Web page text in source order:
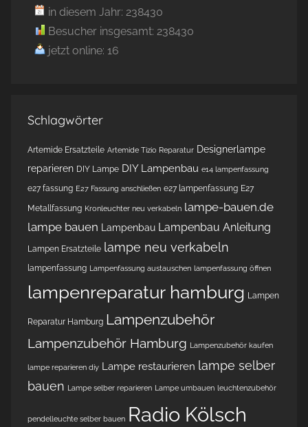
in diesem Jahr: 238430
Besucher insgesamt: 238430
jetzt online: 16
Schlagwörter
Artemide Ersatzteile Artemide Tizio Reparatur Designerlampe
reparieren DIY Lampe DIY Lampenbau e14 lampenfassung
e27 fassung E27 Fassung anschließen e27 lampenfassung E27
Metallfassung Kronleuchter neu verkabeln lampe-bauen.de
lampe bauen
Lampenbau Lampenbau Anleitung
Lampen Ersatzteile lampe neu verkabeln
lampenfassung Lampenfassung austauschen lampenfassung öffnen
lampenreparatur hamburg Lampen
Reparatur Hamburg Lampenzubehör
Lampenzubehör Hamburg Lampenzubehör kaufen
lampe reparieren diy Lampe restaurieren lampe selber
bauen Lampe selber reparieren Lampe umbauen leuchtenzubehör
pendelleuchte selber bauen Radio Kölsch